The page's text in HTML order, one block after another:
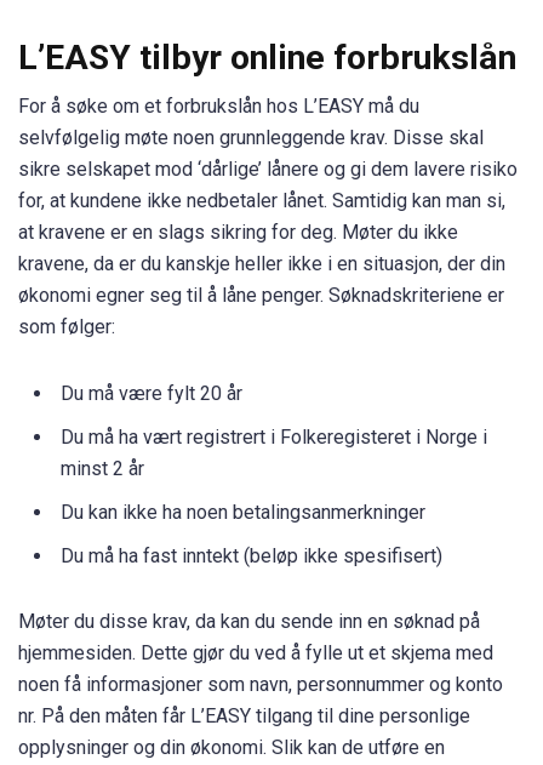
L’EASY tilbyr online forbrukslån
For å søke om et forbrukslån hos L’EASY må du
selvfølgelig møte noen grunnleggende krav. Disse skal
sikre selskapet mod ‘dårlige’ lånere og gi dem lavere risiko
for, at kundene ikke nedbetaler lånet. Samtidig kan man si,
at kravene er en slags sikring for deg. Møter du ikke
kravene, da er du kanskje heller ikke i en situasjon, der din
økonomi egner seg til å låne penger. Søknadskriteriene er
som følger:
Du må være fylt 20 år
Du må ha vært registrert i Folkeregisteret i Norge i
minst 2 år
Du kan ikke ha noen betalingsanmerkninger
Du må ha fast inntekt (beløp ikke spesifisert)
Møter du disse krav, da kan du sende inn en søknad på
hjemmesiden. Dette gjør du ved å fylle ut et skjema med
noen få informasjoner som navn, personnummer og konto
nr. På den måten får L’EASY tilgang til dine personlige
opplysninger og din økonomi. Slik kan de utføre en